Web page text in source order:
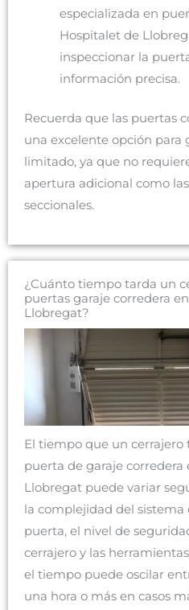
especializada en
Hospitalet de
inspeccionar la
información precisa.
Recuerda que las puertas
una excelente opción para
limitado, ya que no
apertura adicional como
seccionales.
¿Cuánto tiempo tarda un
puertas garaje corredera
Llobregat?
El tiempo que un cerrajero
puerta de garaje corredera
Llobregat puede variar
la complejidad del
puerta, el nivel de
cerrajero y las
el tiempo puede oscilar
una hora o más en casos